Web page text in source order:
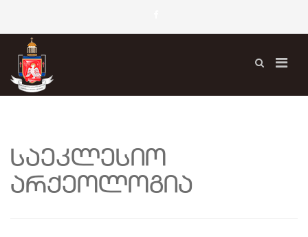
საეკლესიო
არქეოლოგია